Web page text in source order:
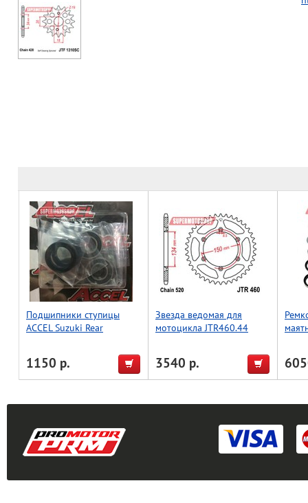
Подшипники ступицы
ACCEL Suzuki Rear
1150 р.
Звезда ведомая для
мотоцикла JTR460.44
3540 р.